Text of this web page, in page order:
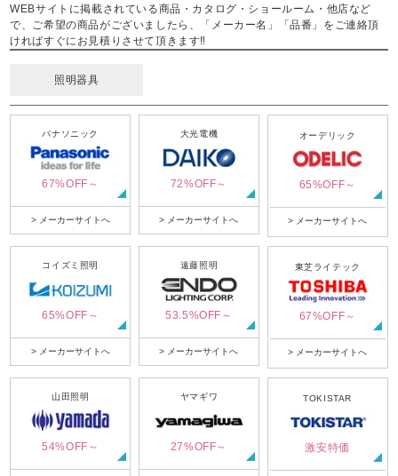
WEBサイトに掲載されている商品・カタログ・ショールーム・他店など
で、ご希望の商品がございましたら、「メーカー名」「品番」をご連絡頂
ければすぐにお見積りさせて頂きます‼
照明器具
パナソニック
67%OFF～
> メーカーサイトへ
大光電機
72%OFF～
> メーカーサイトへ
オーデリック
65%OFF～
> メーカーサイトへ
コイズミ照明
65%OFF～
> メーカーサイトへ
遠藤照明
53.5%OFF～
> メーカーサイトへ
東芝ライテック
67%OFF～
> メーカーサイトへ
山田照明
54%OFF～
ヤマギワ
27%OFF～
TOKISTAR
激安特価